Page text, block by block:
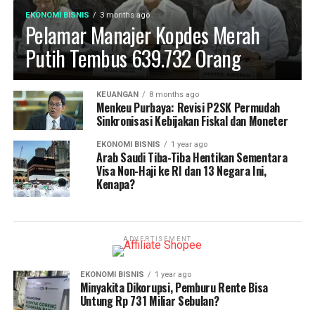
EKONOMI BISNIS 3 months ago
Pelamar Manajer Kopdes Merah
Putih Tembus 639.732 Orang
KEUANGAN 8 months ago
Menkeu Purbaya: Revisi P2SK Permudah
Sinkronisasi Kebijakan Fiskal dan Moneter
EKONOMI BISNIS 1 year ago
Arab Saudi Tiba-Tiba Hentikan Sementara
Visa Non-Haji ke RI dan 13 Negara Ini,
Kenapa?
ADVERTISEMENT
EKONOMI BISNIS 1 year ago
Minyakita Dikorupsi, Pemburu Rente Bisa
Untung Rp 731 Miliar Sebulan?